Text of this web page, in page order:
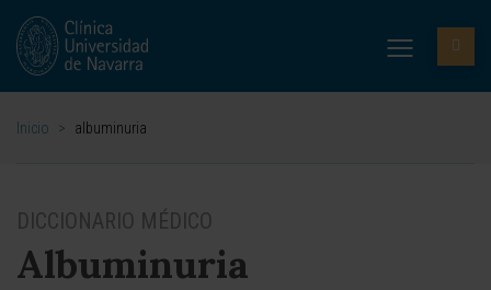
Inicio > albuminuria
DICCIONARIO MÉDICO
Albuminuria